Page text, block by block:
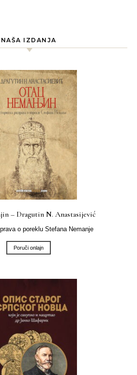
NAŠA IZDANJA
– Dragutin N. Anastasijević
o poreklu Stefana Nemanje
Poruči onlajn